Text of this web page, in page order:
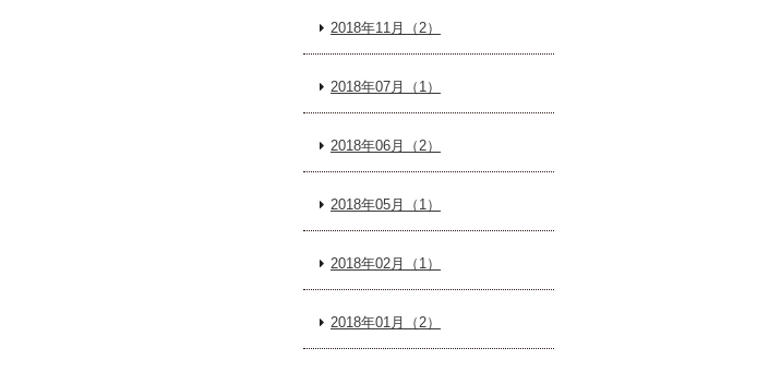
2018年11月（2）
2018年07月（1）
2018年06月（2）
2018年05月（1）
2018年02月（1）
2018年01月（2）